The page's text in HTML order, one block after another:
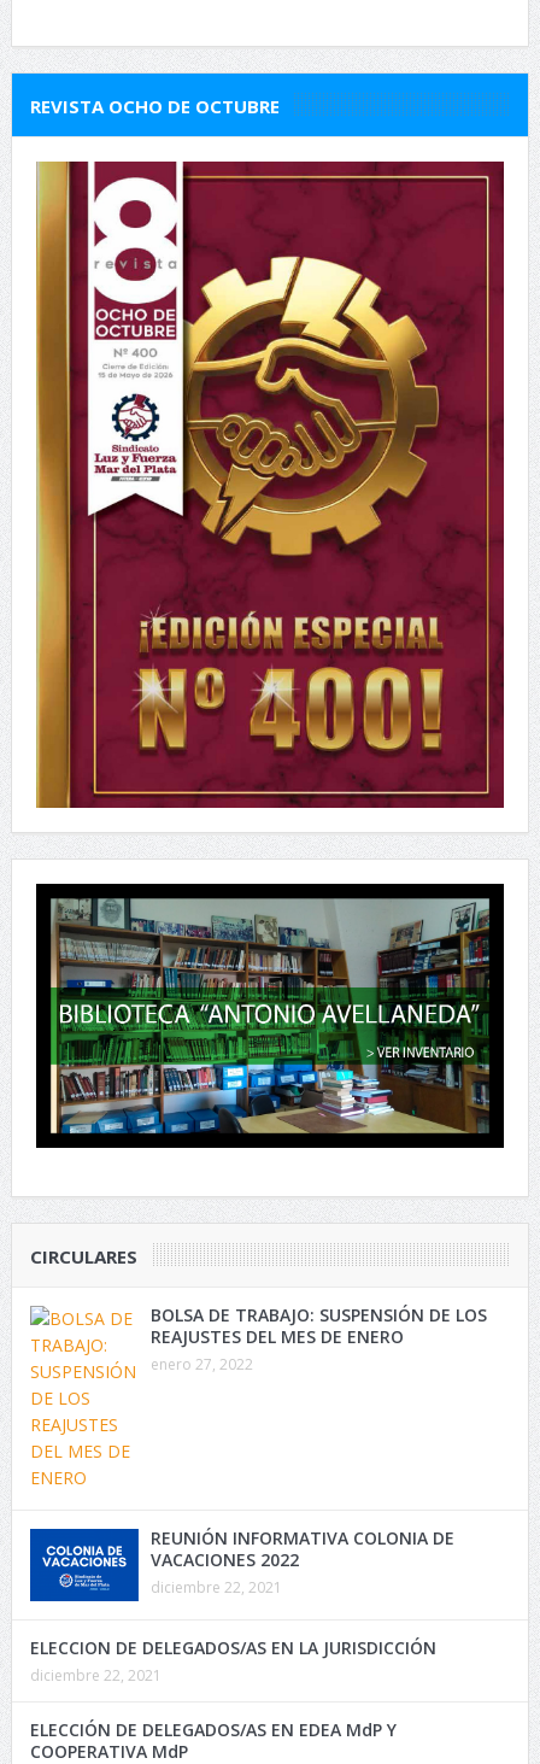
REVISTA OCHO DE OCTUBRE
CIRCULARES
BOLSA DE TRABAJO: SUSPENSIÓN DE LOS
REAJUSTES DEL MES DE ENERO
enero 27, 2022
REUNIÓN INFORMATIVA COLONIA DE
VACACIONES 2022
diciembre 22, 2021
ELECCION DE DELEGADOS/AS EN LA JURISDICCIÓN
diciembre 22, 2021
ELECCIÓN DE DELEGADOS/AS EN EDEA MdP Y
COOPERATIVA MdP